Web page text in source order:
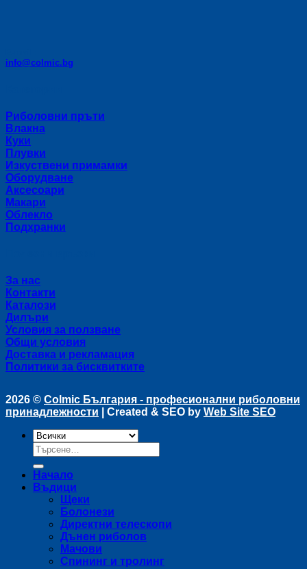
info@colmic.bg
Риболовни пръти
Влакна
Куки
Плувки
Изкуствени примамки
Оборудване
Аксесоари
Макари
Облекло
Подхранки
За нас
Контакти
Каталози
Дилъри
Условия за ползване
Общи условия
Доставка и рекламация
Политики за бисквитките
2026 © Colmic България - професионални риболовни
принадлежности | Created & SEO by Web Site SEO
Търсене
за:
Начало
Въдици
Щеки
Болонези
Директни телескопи
Дънен риболов
Мачови
Спининг и тролинг